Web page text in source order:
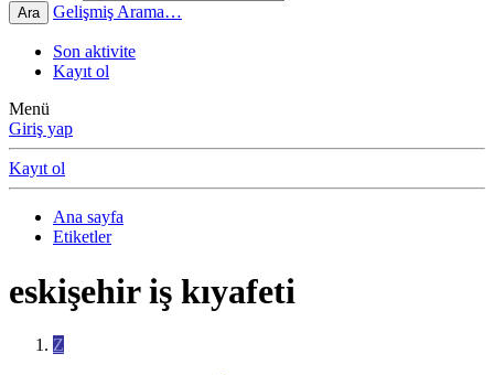
Ara Gelişmiş Arama…
Son aktivite
Kayıt ol
Menü
Giriş yap
Kayıt ol
Ana sayfa
Etiketler
eskişehir iş kıyafeti
Z